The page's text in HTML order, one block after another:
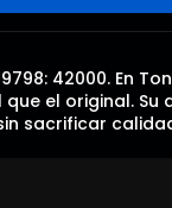
42000. En
el original. Su
sacrificar